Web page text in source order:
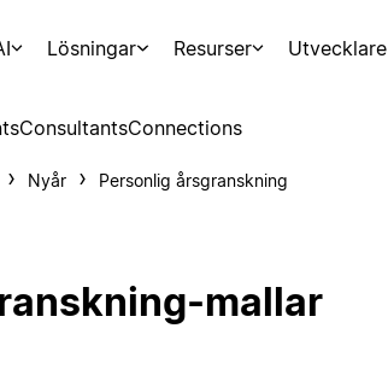
Lösningar Resurser Utvecklare
ConsultantsConnections
Nyår Personlig årsgranskning
mallar